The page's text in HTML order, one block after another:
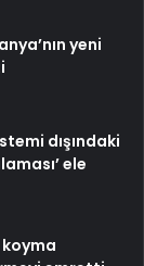
yeni
dışındaki
ele
koyma